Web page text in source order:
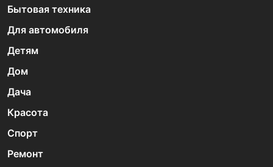
Бытовая техника
Для автомобиля
Детям
Дом
Дача
Красота
Спорт
Ремонт